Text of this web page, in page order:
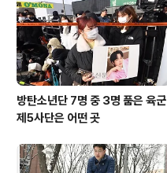
방탄소년단 7명 중 3명 품은 육군
제5사단은 어떤 곳